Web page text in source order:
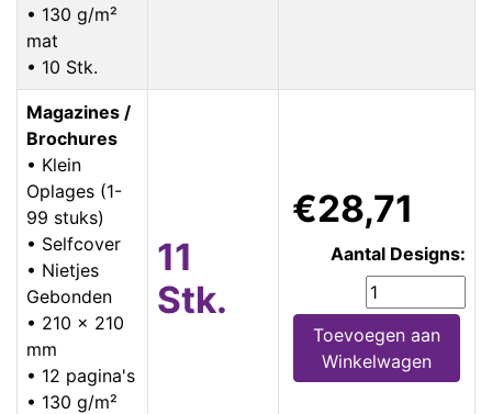
• 130 g/m²
mat
• 10 Stk.
Magazines /
Brochures
• Klein
Oplages (1-
99 stuks)
• Selfcover
• Nietjes
Gebonden
• 210 x 210
mm
• 12 pagina's
• 130 g/m²
11
Stk.
€28,71
Aantal Designs:
Toevoegen aan
Winkelwagen